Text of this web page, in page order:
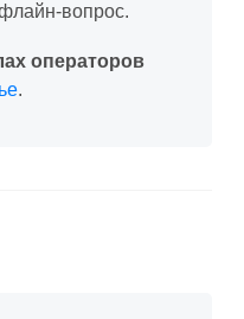
вопрос.
операторов
.